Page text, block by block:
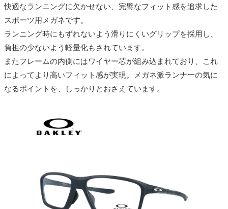
快適なランニングに欠かせない、完璧なフィット感を追求した
スポーツ用メガネです。
ランニング時にもずれないよう滑りにくいグリップを採用し、
負担の少ないよう軽量化もされています。
またフレームの内側にはワイヤー芯が組み込まれており、これ
によってより高いフィット感が実現。メガネ派ランナーの気に
なるポイントを、しっかりとおさえています。